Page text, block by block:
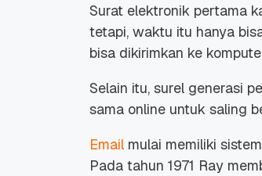
Promo Ramadan 2026:
Diskon Domain dan
Hosting Qwords
Surat elektronik pertama
tetapi, waktu itu hanya
bisa dikirimkan ke
Selain itu, surel generasi
sama online untuk saling
Email mulai memiliki
Pada tahun 1971 Ray